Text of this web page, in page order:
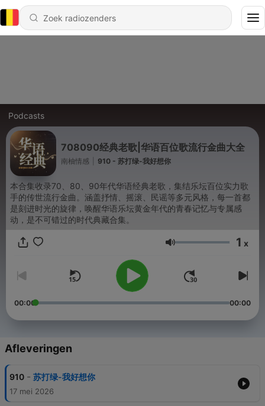
Podcasts
708090经典老歌|华语百位歌流行金曲大全
南柚情感 910 - 苏打绿-我好想你
本合集收录70、80、90年代华语经典老歌，集结乐坛百位实力歌
手的传世流行金曲。涵盖抒情、摇滚、民谣等多元风格，每一首都
是刻进时光的旋律，唤醒华语乐坛黄金年代的青春记忆与专属感
动，是不可错过的时代典藏合集。
Volume 1 x
00:00 00:00
Afleveringen
910 - 苏打绿-我好想你
17 mei 2026